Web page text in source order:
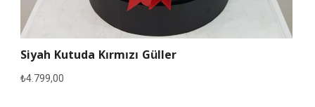
Siyah Kutuda Kırmızı Güller
₺4.799,00